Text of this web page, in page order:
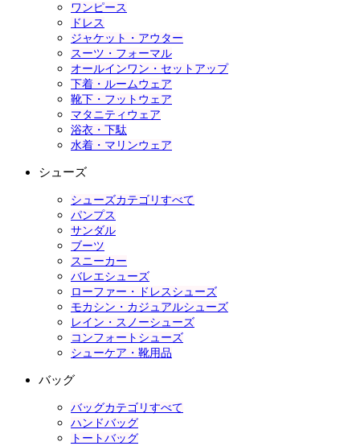
ワンピース
ドレス
ジャケット・アウター
スーツ・フォーマル
オールインワン・セットアップ
下着・ルームウェア
靴下・フットウェア
マタニティウェア
浴衣・下駄
水着・マリンウェア
シューズ
シューズカテゴリすべて
パンプス
サンダル
ブーツ
スニーカー
バレエシューズ
ローファー・ドレスシューズ
モカシン・カジュアルシューズ
レイン・スノーシューズ
コンフォートシューズ
シューケア・靴用品
バッグ
バッグカテゴリすべて
ハンドバッグ
トートバッグ